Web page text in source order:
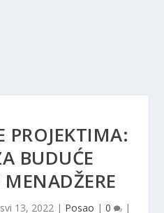
PROJEKTIMA:
BUDUĆE
MENADŽERE
svi 13, 2022 | Posao | 0 |